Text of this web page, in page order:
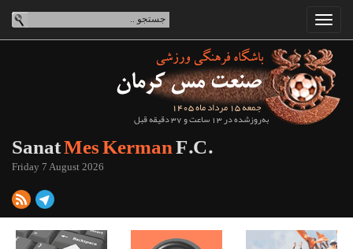
جمعه 15 مرداد ماه 1405
به‌روزشده در 13 ساعت و 37 دقیقه قبل
SanatMes KermanF.C.
Friday 7 August 2026